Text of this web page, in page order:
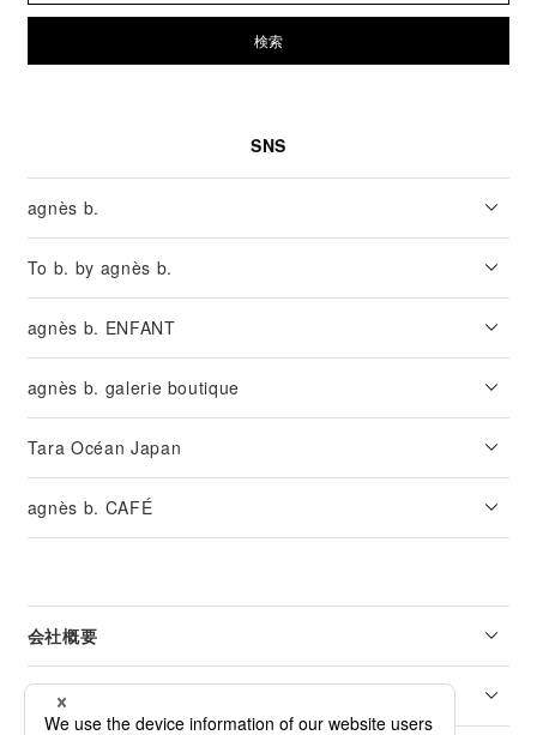
検索
SNS
agnès b.
To b. by agnès b.
agnès b. ENFANT
agnès b. galerie boutique
Tara Océan Japan
agnès b. CAFÉ
会社概要
リーガル